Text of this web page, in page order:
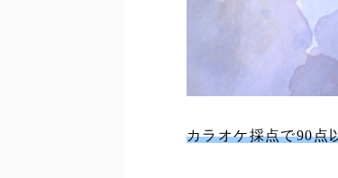
カラオケ採点で90点